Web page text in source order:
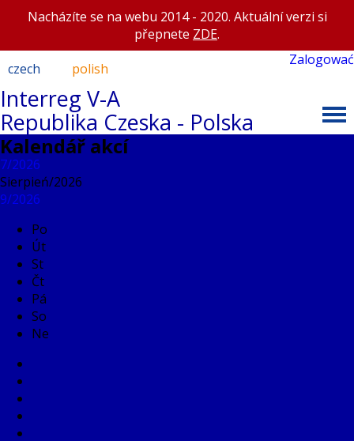
Nacházíte se na webu 2014 - 2020. Aktuální verzi si
přepnete ZDE.
czech
polish
Zalogować
Interreg V-A
Republika Czeska - Polska
Kalendář akcí
7/2026
Sierpień/2026
9/2026
Po
Út
St
Čt
Pá
So
Ne